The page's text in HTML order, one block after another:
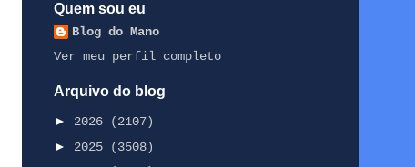
Quem sou eu
Blog do Mano
Ver meu perfil completo
Arquivo do blog
► 2026
(2107)
► 2025
(3508)